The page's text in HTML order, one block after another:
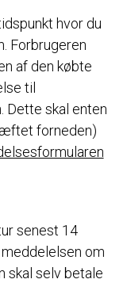
hvor du
Forbrugeren
af den købte
til
Dette skal enten
forneden)
senest 14
om
skal selv betale